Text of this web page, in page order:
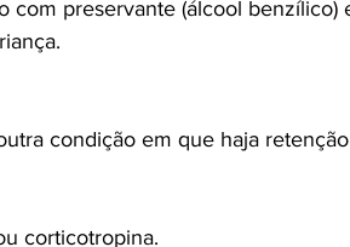
com preservante (álcool benzílico)
condição em que haja
corticotropina.